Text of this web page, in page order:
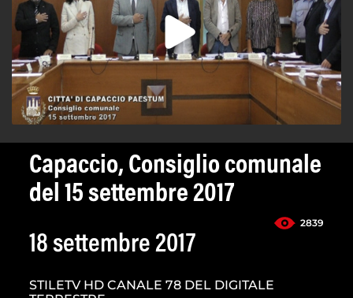
Capaccio, Consiglio comunale
del 15 settembre 2017
2839
18 settembre 2017
STILETV HD CANALE 78 DEL DIGITALE